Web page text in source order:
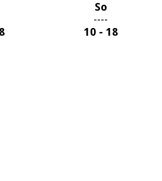
So
----
10 - 18